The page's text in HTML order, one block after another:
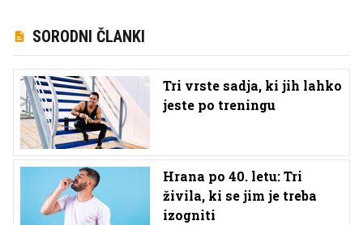
SORODNI ČLANKI
Tri vrste sadja, ki jih lahko
jeste po treningu
Hrana po 40. letu: Tri
živila, ki se jim je treba
izogniti